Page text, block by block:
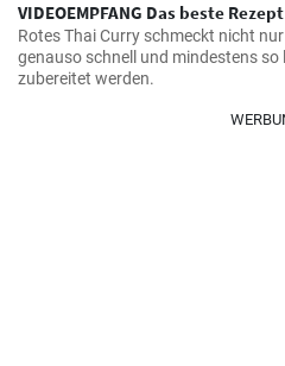
VIDEOEMPFANG Das beste
Rotes Thai Curry schmeckt nicht
genauso schnell und mindestens so
zubereitet werden.